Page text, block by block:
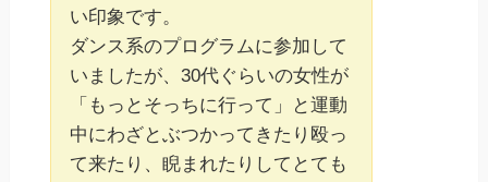
い印象です。
ダンス系のプログラムに参加して
いましたが、30代ぐらいの女性が
「もっとそっちに行って」と運動
中にわざとぶつかってきたり殴っ
て来たり、睨まれたりしてとても